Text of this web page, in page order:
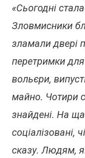
«Сьогодні
Зловмисники
зламали двері
перетримки для
вольєри,
майно. Чотири
знайдені. На
соціалізовані,
сказу. Людям,